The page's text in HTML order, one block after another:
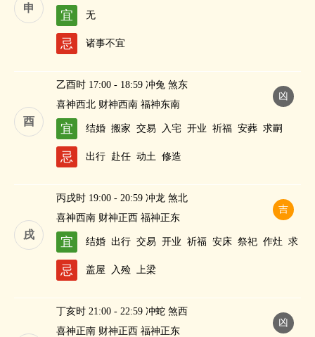
申
宜 无
忌 诸事不宜
酉
凶
乙酉时 17:00 - 18:59 冲兔 煞东
喜神西北 财神西南 福神东南
宜 结婚 搬家 交易 入宅 开业 祈福 安葬 求嗣
忌 出行 赴任 动土 修造
戌
吉
丙戌时 19:00 - 20:59 冲龙 煞北
喜神西南 财神正西 福神正东
宜 结婚 出行 交易 开业 祈福 安床 祭祀 作灶 求
嗣
纳财
忌 盖屋 入殓 上梁
凶
丁亥时 21:00 - 22:59 冲蛇 煞西
喜神正南 财神正西 福神正东